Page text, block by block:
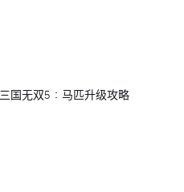
三国无双5：马匹升级攻略